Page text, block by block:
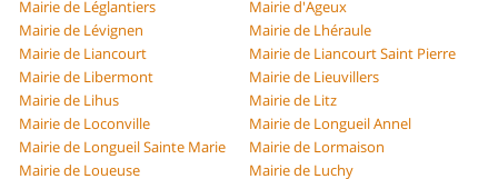
Mairie de Léglantiers
Mairie d'Ageux
Mairie de Lévignen
Mairie de Lhéraule
Mairie de Liancourt
Mairie de Liancourt Saint Pierre
Mairie de Libermont
Mairie de Lieuvillers
Mairie de Lihus
Mairie de Litz
Mairie de Loconville
Mairie de Longueil Annel
Mairie de Longueil Sainte Marie
Mairie de Lormaison
Mairie de Loueuse
Mairie de Luchy